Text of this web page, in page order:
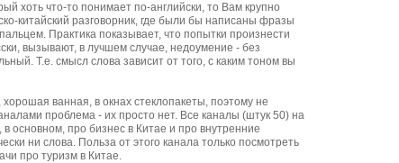
хоть что-то понимает по-английски, то Вам крупно
китайский разговорник, где были бы написаны фразы
Практика показывает, что попытки произнести
вызывают, в лучшем случае, недоумение - без
Т.е. смысл слова зависит от того, с каким тоном вы
ванная, в окнах стеклопакеты, поэтому не
проблема - их просто нет. Все каналы (штук 50) на
основном, про бизнес в Китае и про внутренние
ни слова. Польза от этого канала только посмотреть
про туризм в Китае.